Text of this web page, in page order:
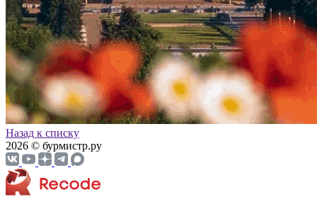
Назад к списку
2026 © бурмистр.ру